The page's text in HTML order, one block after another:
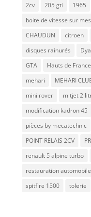
2cv 205 gti 1965
boite de vitesse sur
CHAUDUN
citroen
disques rainurés
GTA
Hauts de France
mehari
MEHARI
mini rover
mitjet 2
modification kadron 45
pièces by mecatechnic
POINT RELAIS 2CV
renault 5 alpine turbo
restauration automobile
spitfire 1500
tolerie